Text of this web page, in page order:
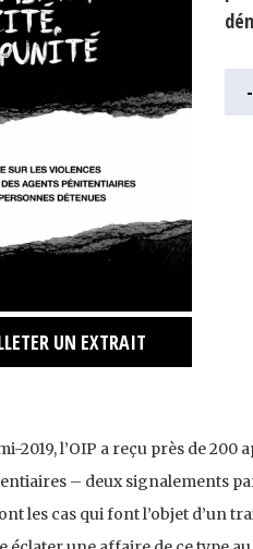
UN EXTRAIT
-
2019, l’OIP a reçu près de
– deux signalements
les cas qui font l’objet d’un